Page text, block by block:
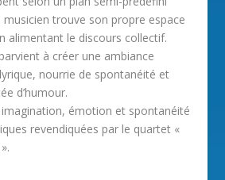
musicien trouve son propre espace
alimentant le discours collectif.
à créer une ambiance
nourrie de spontanéité et
d’humour.
émotion et spontanéité
revendiquées par le quartet «